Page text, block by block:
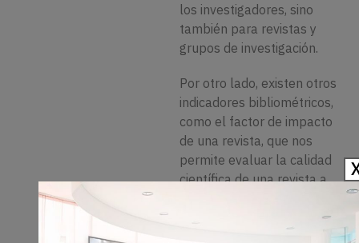
los investigadores, sino
también para revistas y
grupos de investigación.
Por otro lado, existen otros
indicadores bibliométricos,
como el factor de impacto
de una revista, que nos
permite evaluar la calidad
científica de una revista a
por sus publicaciones. El